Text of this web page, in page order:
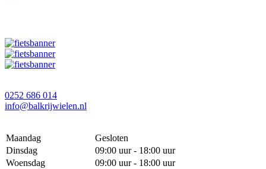
0252 686 014
info@balkrijwielen.nl
Maandag
Gesloten
Dinsdag
09:00 uur - 18:00 uur
Woensdag
09:00 uur - 18:00 uur